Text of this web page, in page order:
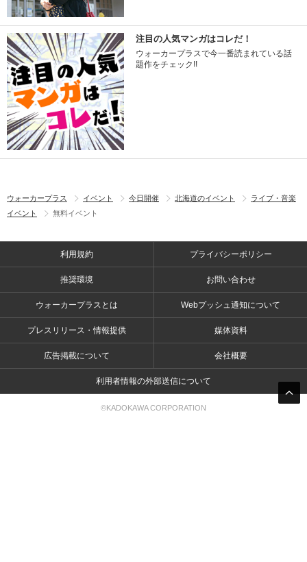
注目の人気マンガはコレだ！
ウォーカープラスで今一番読まれている話
題作をチェック!!
ウォーカープラス イベント 今日開催 北海道のイベント
ライブ・音楽
イベント
無料イベント
利用規約 プライバシーポリシー
推奨環境 お問い合わせ
ウォーカープラスとは Webプッシュ通知について
プレスリリース・情報提供 媒体資料
広告掲載について 会社概要
利用者情報の外部送信について
©KADOKAWA CORPORATION